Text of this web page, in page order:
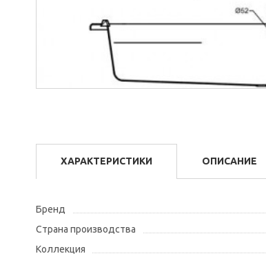
ХАРАКТЕРИСТИКИ ОПИСАНИЕ
Бренд
Страна производства
Коллекция